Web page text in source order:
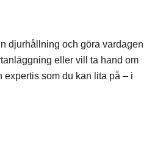
djurhållning och göra vardagen
eller vill ta hand om
som du kan lita på – i